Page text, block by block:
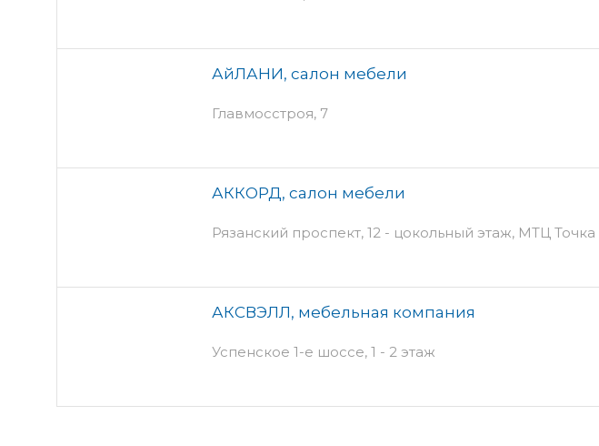
АйЛАНИ, салон мебели
Главмосстроя, 7
АККОРД, салон мебели
Рязанский проспект, 12 - цокольный этаж, МТЦ Точка
АКСВЭЛЛ, мебельная компания
Успенское 1-е шоссе, 1 - 2 этаж